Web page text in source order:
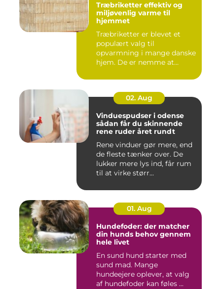
Træbriketter effektiv og
miljøvenlig varme til
hjemmet
Træbriketter er blevet et
populært valg til
opvarmning i mange danske
hjem. De er nemme at
02. Aug
Vinduespudser i odense
sådan får du skinnende
rene ruder året rundt
Rene vinduer gør mere, end
de fleste tænker over. De
lukker mere lys ind, får rum
til at virke størr...
01. Aug
Hundefoder: der matcher
din hunds behov gennem
hele livet
En sund hund starter med
sund mad. Mange
hundeejere oplever, at valg
af hundefoder kan føles ...